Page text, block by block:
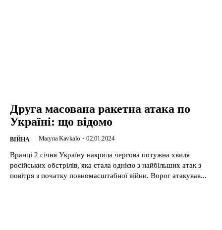
Друга масована ракетна атака по
Україні: що відомо
ВІЙНА Maryna Kavkalo - 02.01.2024
Вранці 2 січня Україну накрила чергова потужна хвиля
російських обстрілів, яка стала однією з найбільших атак з
повітря з початку повномасштабної війни. Ворог атакував...